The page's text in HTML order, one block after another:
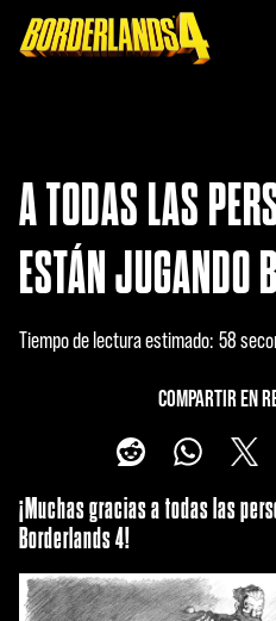
A TODAS LAS
ESTÁN JUGANDO
Tiempo de lectura estimado 58
COMPARTIR EN
¡Muchas gracias a todas las
Borderlands 4!